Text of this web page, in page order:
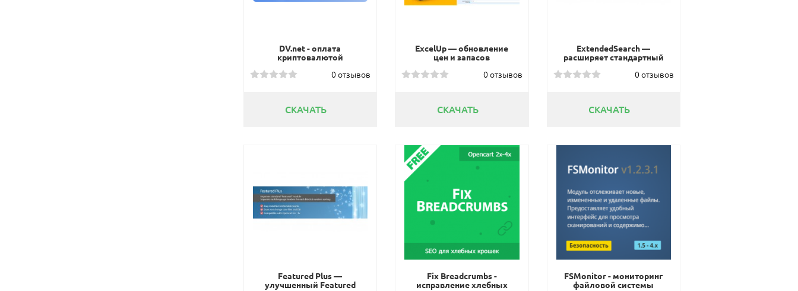
DV.net - оплата
криптовалютой
0 отзывов
СКАЧАТЬ
ExcelUp — обновление
цен и запасов
0 отзывов
СКАЧАТЬ
ExtendedSearch —
расширяет стандартный
функционал поиска
0 отзывов
СКАЧАТЬ
Featured Plus —
улучшенный Featured
Fix Breadcrumbs -
исправление хлебных
FSMonitor - мониторинг
файловой системы